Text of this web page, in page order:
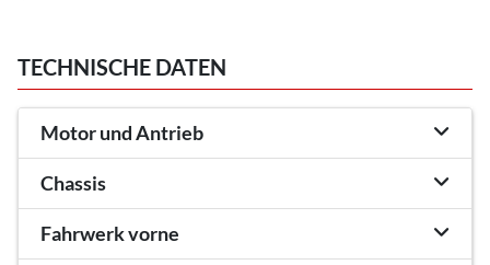
TECHNISCHE DATEN
Motor und Antrieb
Chassis
Fahrwerk vorne